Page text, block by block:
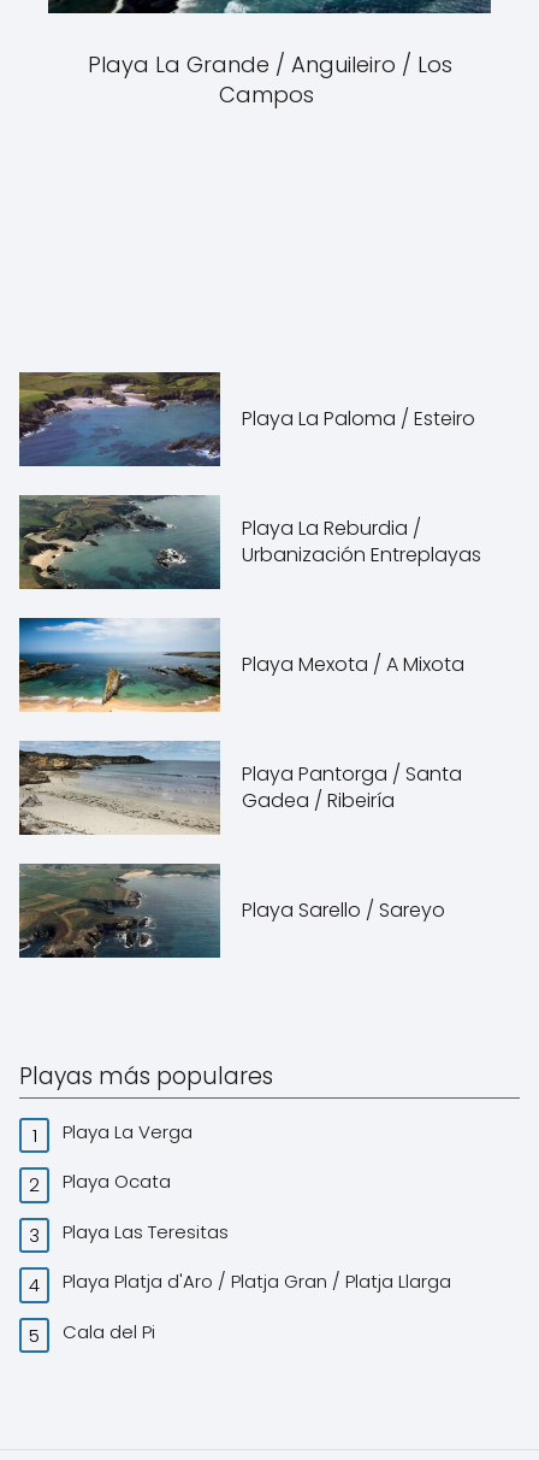
Playa La Grande / Anguileiro / Los
Campos
Playa La Paloma / Esteiro
Playa La Reburdia /
Urbanización Entreplayas
Playa Mexota / A Mixota
Playa Pantorga / Santa
Gadea / Ribeiría
Playa Sarello / Sareyo
Playas más populares
Playa La Verga
Playa Ocata
Playa Las Teresitas
Playa Platja d'Aro / Platja Gran / Platja Llarga
Cala del Pi